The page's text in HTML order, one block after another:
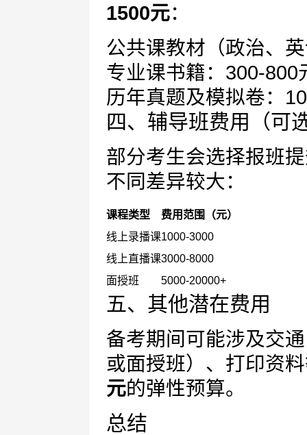
1500元：
公共课教材（政治、
专业课书籍：300-800
历年真题及模拟卷：
四、辅导班费用（可
部分考生会选择报班
不同差异较大：
课程类型
费用范围（元）
线上录播课1000-3000
线上直播课3000-8000
面授班
5000-20000+
五、其他潜在费用
备考期间可能涉及交
或面授班）、打印资
元的弹性预算。
总结